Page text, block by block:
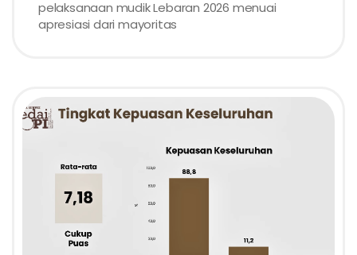
pelaksanaan mudik Lebaran 2026 menuai
apresiasi dari mayoritas